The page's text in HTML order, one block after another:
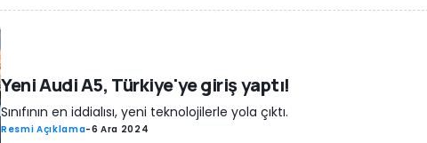
Yeni Audi A5, Türkiye'ye giriş yaptı!
Sınıfının en iddialısı, yeni teknolojilerle yola çıktı.
Resmi Açıklama-6 Ara 2024